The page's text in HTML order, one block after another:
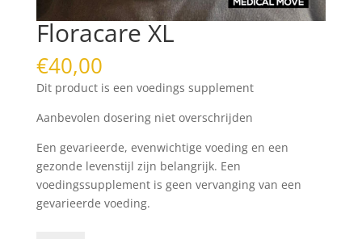
Floracare XL
€40,00
Dit product is een voedings supplement
Aanbevolen dosering niet overschrijden
Een gevarieerde, evenwichtige voeding en een
gezonde levenstijl zijn belangrijk. Een
voedingssupplement is geen vervanging van een
gevarieerde voeding.